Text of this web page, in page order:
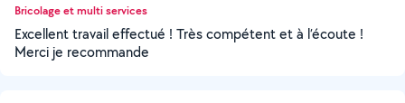
Bricolage et multi services
Excellent travail effectué ! Très compétent et à l’écoute !
Merci je recommande